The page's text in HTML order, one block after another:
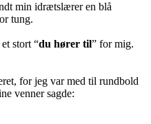
min idrætslærer en blå
tung.
stort “du hører til” for mig.
for jeg var med til rundbold
venner sagde: